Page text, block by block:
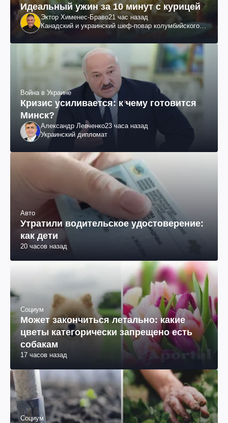
Идеальный ужин за 10 минут с курицей
Эктор Хименес-Браво21 час назад
Канадский и украинский шеф-повар колумбийского
Война в Украине
Кризис усиливается: к чему готовится
Минск?
Александр Левченко23 часа назад
Украинский дипломат
Авто
Утратили водительское удостоверение:
как дети
20 часов назад
Социум
Может закончиться летально: какие
цветы категорически запрещено есть
собакам
17 часов назад
Социум